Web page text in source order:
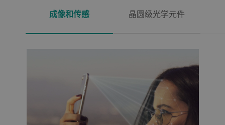
成像和传感 晶圆级光学元件